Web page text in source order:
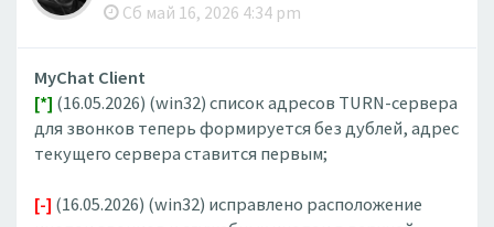
Сб май 16, 2026 4:34 pm
MyChat Client
[*] (16.05.2026) (win32) список адресов TURN-сервера
для звонков теперь формируется без дублей, адрес
текущего сервера ставится первым;
[-] (16.05.2026) (win32) исправлено расположение